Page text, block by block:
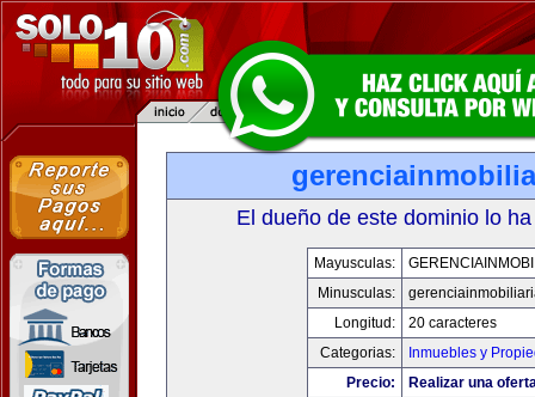
El dueño de este dominio lo
Mayusculas:
Minusculas:
Longitud:
20 caracteres
Categorias:
Inmuebles y
Precio:
Realizar una